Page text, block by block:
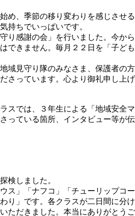
め、季節の移り変わりを感じさせ
持ちでいっぱいです。
り感謝の会」を行いました。今か
できません。毎月２２日を「子ど
域見守り隊のみなさま、保護者の
さっています。心より御礼申し上
スでは、３年生による「地域安全
っている箇所、インタビュー等が伝
検しました。
」「ナフコ」「チューリップコ
り」です。各クラスが二日間に分
だきました。本当にありがとうご